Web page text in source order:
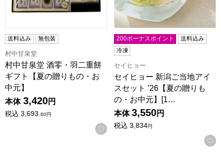
送料込み 無包装
村中甘泉堂
村中甘泉堂 酒零・羽二重餅
ギフト【夏の贈りもの・お
中元】
本体 3,420円
税込 3,693.60円
お気に入りに登録する
200ボーナスポイント
送料込み
冷凍
セイヒョー
セイヒョー 新潟ご当地アイ
スセット ’26【夏の贈りも
の・お中元】[1…
本体 3,550円
税込 3,834円